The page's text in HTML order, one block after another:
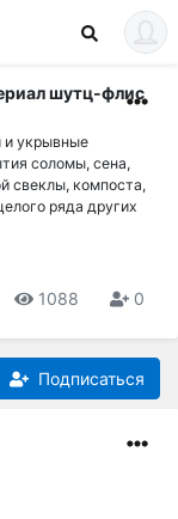
шутц-флис
и укрывные
соломы, сена,
свеклы, компоста,
ряда других
1088 0
Подписаться